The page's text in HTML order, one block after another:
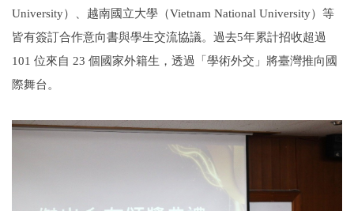
University）、越南國立大學（Vietnam National University）等
皆有簽訂合作意向書與學生交流協議。過去5年累計招收超過
101 位來自 23 個國家外籍生，透過「學術外交」將臺灣推向國
際舞台。